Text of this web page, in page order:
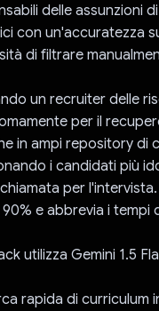
delle assunzioni
con un'accuratezza
di filtrare
un recruiter delle
per il
in ampi repository di
i candidati più
per
e abbrevia i tempi
utilizza Gemini 1.5
rapida di curriculum